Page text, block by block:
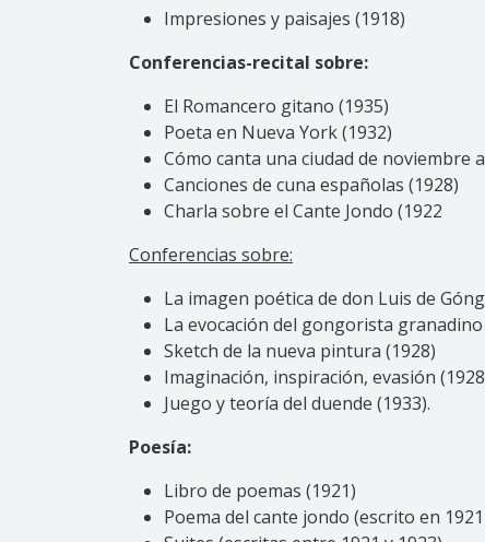
Impresiones y paisajes (1918)
Conferencias-recital sobre:
El Romancero gitano (1935)
Poeta en Nueva York (1932)
Cómo canta una ciudad de noviembre
Canciones de cuna españolas (1928)
Charla sobre el Cante Jondo (1922
Conferencias sobre:
La imagen poética de don Luis de
La evocación del gongorista granadino
Sketch de la nueva pintura (1928)
Imaginación, inspiración, evasión
Juego y teoría del duende (1933).
Poesía:
Libro de poemas (1921)
Poema del cante jondo (escrito en